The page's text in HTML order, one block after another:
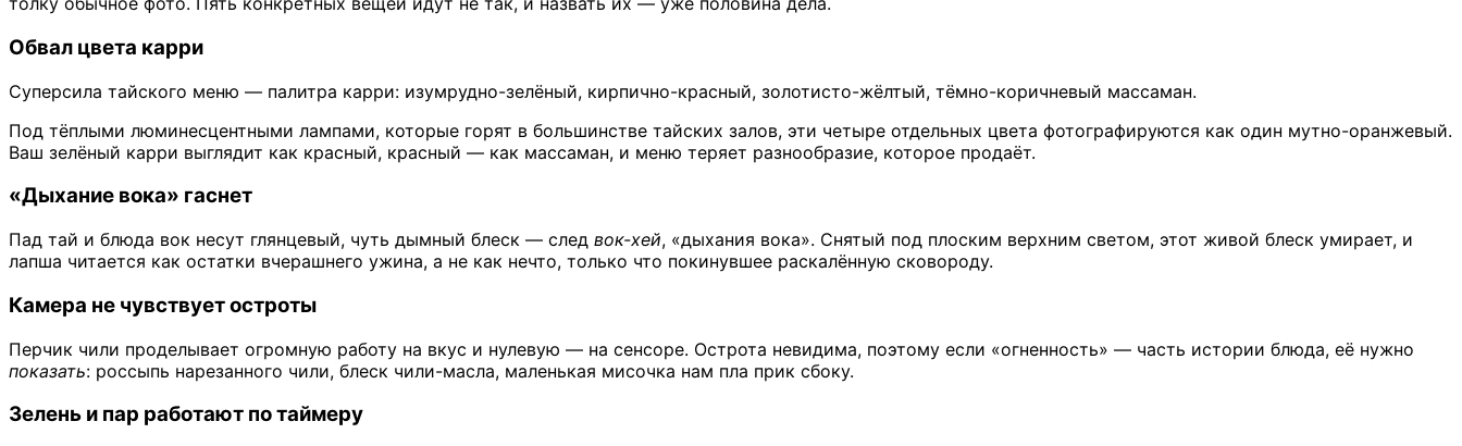
Обвал цвета карри
Суперсила тайского меню — палитра карри: изумрудно-зелёный, кирпично-красный, золотисто-жёлтый, тёмно-коричневый массаман.
Под тёплыми люминесцентными лампами, которые горят в большинстве тайских залов, эти четыре отдельных цвета фотографируются как один мутно-оранжевый.
Ваш зелёный карри выглядит как красный, красный — как массаман, и меню теряет разнообразие, которое продаёт.
«Дыхание вока» гаснет
Пад тай и блюда вок несут глянцевый, чуть дымный блеск — след вок-хей, «дыхания вока». Снятый под плоским верхним светом, этот живой блеск умирает, и
лапша читается как остатки вчерашнего ужина, а не как нечто, только что покинувшее раскалённую сковороду.
Камера не чувствует остроты
Перчик чили проделывает огромную работу на вкус и нулевую — на сенсоре. Острота невидима, поэтому если «огненность» — часть истории блюда, её нужно
показать: россыпь нарезанного чили, блеск чили-масла, маленькая мисочка нам пла прик сбоку.
Зелень и пар работают по таймеру